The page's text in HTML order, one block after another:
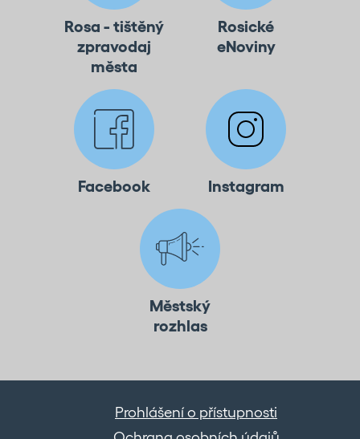
Rosa - tištěný
zpravodaj
města
Rosické
eNoviny
Facebook Instagram
Městský
rozhlas
Prohlášení o přístupnosti